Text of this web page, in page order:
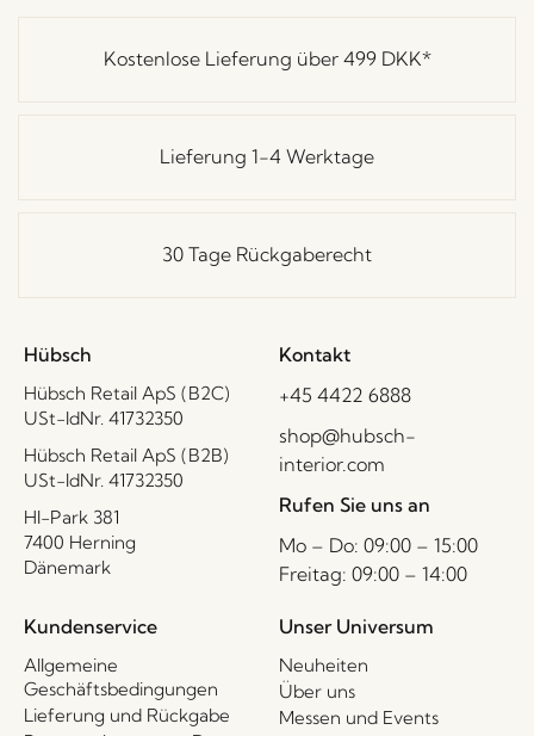
Kostenlose Lieferung über 499 DKK*
Lieferung 1-4 Werktage
30 Tage Rückgaberecht
Hübsch
Hübsch Retail ApS (B2C)
USt-IdNr. 41732350
Hübsch Retail ApS (B2B)
USt-IdNr. 41732350
HI-Park 381
7400 Herning
Dänemark
Kontakt
+45 4422 6888
shop@hubsch-
interior.com
Rufen Sie uns an
Mo – Do: 09:00 – 15:00
Freitag: 09:00 – 14:00
Kundenservice
Allgemeine
Geschäftsbedingungen
Lieferung und Rückgabe
Unser Universum
Neuheiten
Über uns
Messen und Events